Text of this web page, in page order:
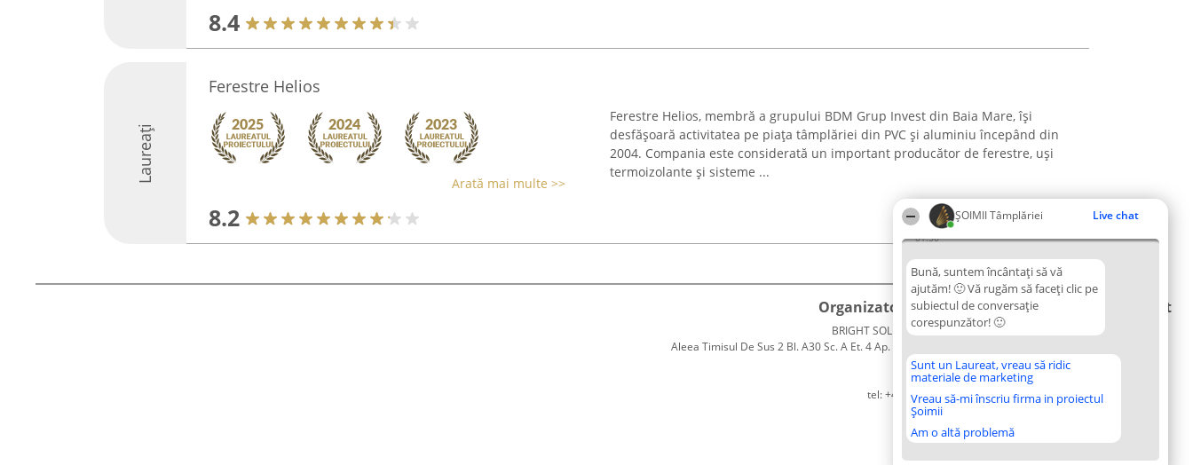
ȘOIMII Tâmplăriei Live chat
01:50
Bună, suntem încântați să vă
ajutăm! 🙂 Vă rugăm să faceți clic pe
subiectul de conversație
corespunzător! 🙂
Sunt un Laureat, vreau să ridic
materiale de marketing
Vreau să-mi înscriu firma in proiectul
Șoimii
Am o altă problemă
8.4
Laureați
Ferestre Helios
Arată mai multe >>
8.2
Ferestre Helios, membră a grupului BDM Grup Invest din Baia Mare, își
desfășoară activitatea pe piața tâmplăriei din PVC și aluminiu începând din
2004. Compania este considerată un important producător de ferestre, uși
termoizolante și sisteme ...
Organizator Ranking
BRIGHT SOLUTIONS BR SRL
Aleea Timisul De Sus 2 Bl. A30 Sc. A Et. 4 Ap. 13 Cod 061952
București
CUI 36737675
tel: +40 770 990 492
Plebiscyt
Tuturor
Laureaților
Reguli
confidențialitate
Contact